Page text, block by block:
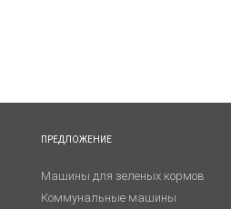
ПРЕДЛОЖЕНИЕ
Машины для зеленых кормов
Коммунальные машины